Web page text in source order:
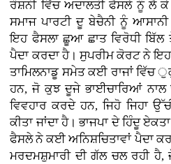
ਰੌਸ਼ਨੀ ਵਿੱਚ ਅਦਾਲਤੀ ਫੈਸਲੇ ਨੂੰ ਲੈ
ਸਮਾਜ ਪਾਰਟੀ ਦੂ ਬੇਚੈਨੀ ਨੂੰ
ਇਹ ਫੈਸਲਾ ਛੂਆ ਛਾਤ ਵਿਰੋਧੀ ਬਿੱਲ
ਪੈਦਾ ਕਰਦਾ ਹੈ। ਸੁਪਰੀਮ ਕੋਰਟ ਨੇ
ਤਾਮਿਲਨਾਡੂ ਸਮੇਤ ਕਈ ਰਾਜਾਂ ਵਿੱਚ
ਹਨ, ਜੋ ਕੁਝ ਦੂਜੇ ਭਾਈਚਾਰਿਆਂ ਨਾਲ
ਵਿਵਹਾਰ ਕਰਦੇ ਹਨ, ਜਿਹੋ ਜਿਹਾ
ਕੀਤਾ ਜਾਂਦਾ ਹੈ। ਭਾਜਪਾ ਦੇ ਹਿੰਦੂ
ਫੈਸਲੇ ਨੇ ਕਈ ਅਨਿਸ਼ਚਿਤਾਵਾਂ ਪੈਦਾ
ਮਰਦਮਸ਼ੁਮਾਰੀ ਦੀ ਗੱਲ ਚਲ ਰਹੀ ਹੈ,